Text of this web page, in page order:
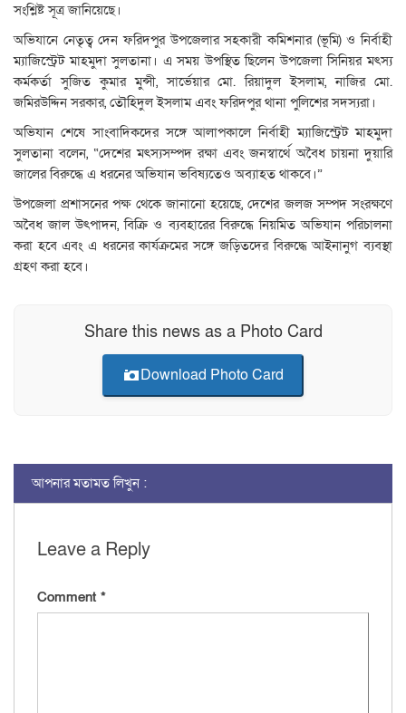
সংশ্লিষ্ট সূত্র জানিয়েছে।
অভিযানে নেতৃত্ব দেন ফরিদপুর উপজেলার সহকারী কমিশনার (ভূমি) ও নির্বাহী
ম্যাজিস্ট্রেট মাহমুদা সুলতানা। এ সময় উপস্থিত ছিলেন উপজেলা সিনিয়র মৎস্য
কর্মকর্তা সুজিত কুমার মুন্সী, সার্ভেয়ার মো. রিয়াদুল ইসলাম, নাজির মো.
জমিরউদ্দিন সরকার, তৌহিদুল ইসলাম এবং ফরিদপুর থানা পুলিশের সদস্যরা।
অভিযান শেষে সাংবাদিকদের সঙ্গে আলাপকালে নির্বাহী ম্যাজিস্ট্রেট মাহমুদা
সুলতানা বলেন, “দেশের মৎস্যসম্পদ রক্ষা এবং জনস্বার্থে অবৈধ চায়না দুয়ারি
জালের বিরুদ্ধে এ ধরনের অভিযান ভবিষ্যতেও অব্যাহত থাকবে।”
উপজেলা প্রশাসনের পক্ষ থেকে জানানো হয়েছে, দেশের জলজ সম্পদ সংরক্ষণে
অবৈধ জাল উৎপাদন, বিক্রি ও ব্যবহারের বিরুদ্ধে নিয়মিত অভিযান পরিচালনা
করা হবে এবং এ ধরনের কার্যক্রমের সঙ্গে জড়িতদের বিরুদ্ধে আইনানুগ ব্যবস্থা
গ্রহণ করা হবে।
Share this news as a Photo Card
Download Photo Card
আপনার মতামত লিখুন :
Leave a Reply
Comment *